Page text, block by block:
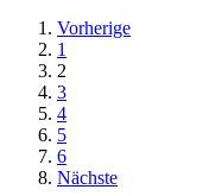
Vorherige
1
2
3
4
5
6
Nächste